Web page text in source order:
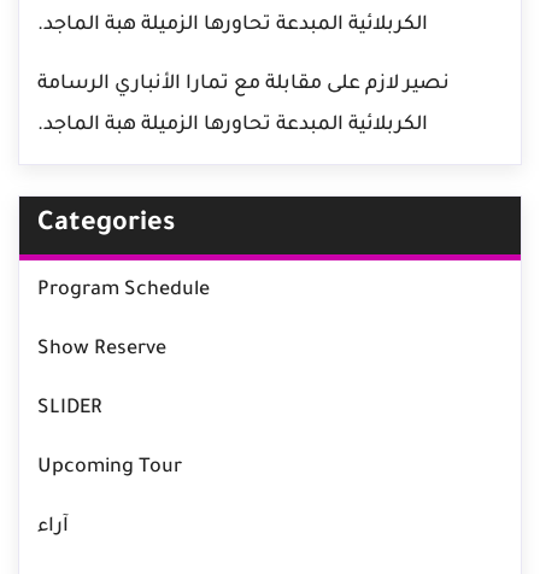
الكربلائية المبدعة تحاورها الزميلة هبة الماجد.
نصير لازم على مقابلة مع تمارا الأنباري الرسامة
الكربلائية المبدعة تحاورها الزميلة هبة الماجد.
Categories
Program Schedule
Show Reserve
SLIDER
Upcoming Tour
آراء